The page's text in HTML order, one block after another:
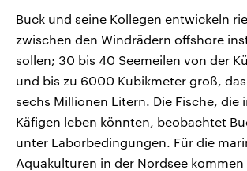
Buck und seine Kollegen entwickeln
zwischen den Windrädern offshore
sollen; 30 bis 40 Seemeilen von der
und bis zu 6000 Kubikmeter groß,
sechs Millionen Litern. Die Fische, die
Käfigen leben könnten, beobachtet
unter Laborbedingungen. Für die
Aquakulturen in der Nordsee